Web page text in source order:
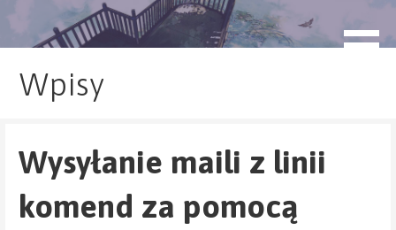
blog.monogatari.pl
Wpisy
Wysyłanie maili z linii
komend za pomocą